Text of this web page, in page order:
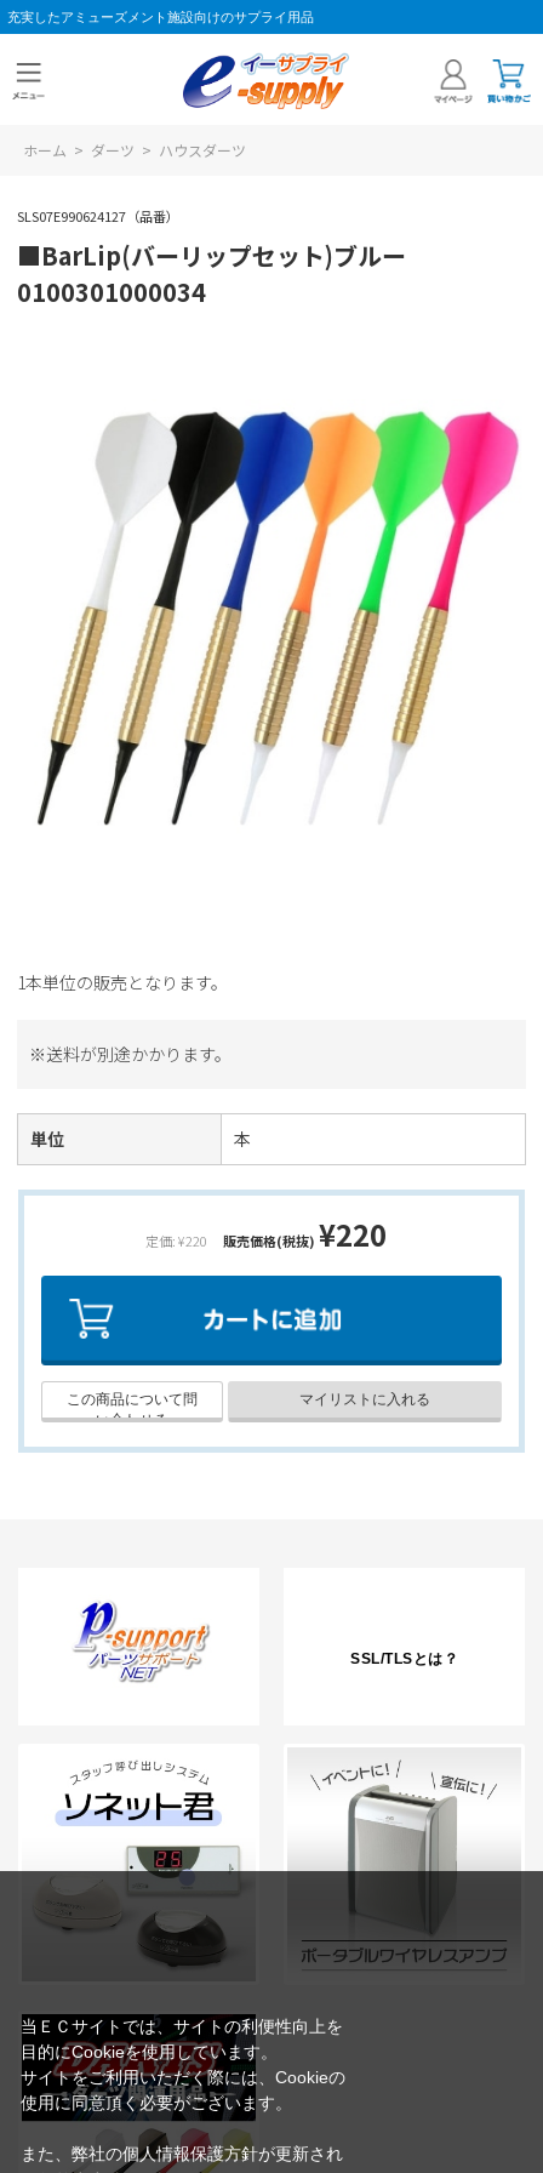
充実したアミューズメント施設向けのサプライ用品
ホーム > ダーツ > ハウスダーツ
SLS07E990624127（品番）
■BarLip(バーリップセット)ブルー
0100301000034
1本単位の販売となります。
※送料が別途かかります。
単位 本
定価: ¥220 販売価格(税抜) ¥220
SSL/TLSとは？
当ＥＣサイトでは、サイトの利便性向上を
目的にCookieを使用しています。
サイトをご利用いただく際には、Cookieの
使用に同意頂く必要がございます。
また、弊社の個人情報保護方針が更新され